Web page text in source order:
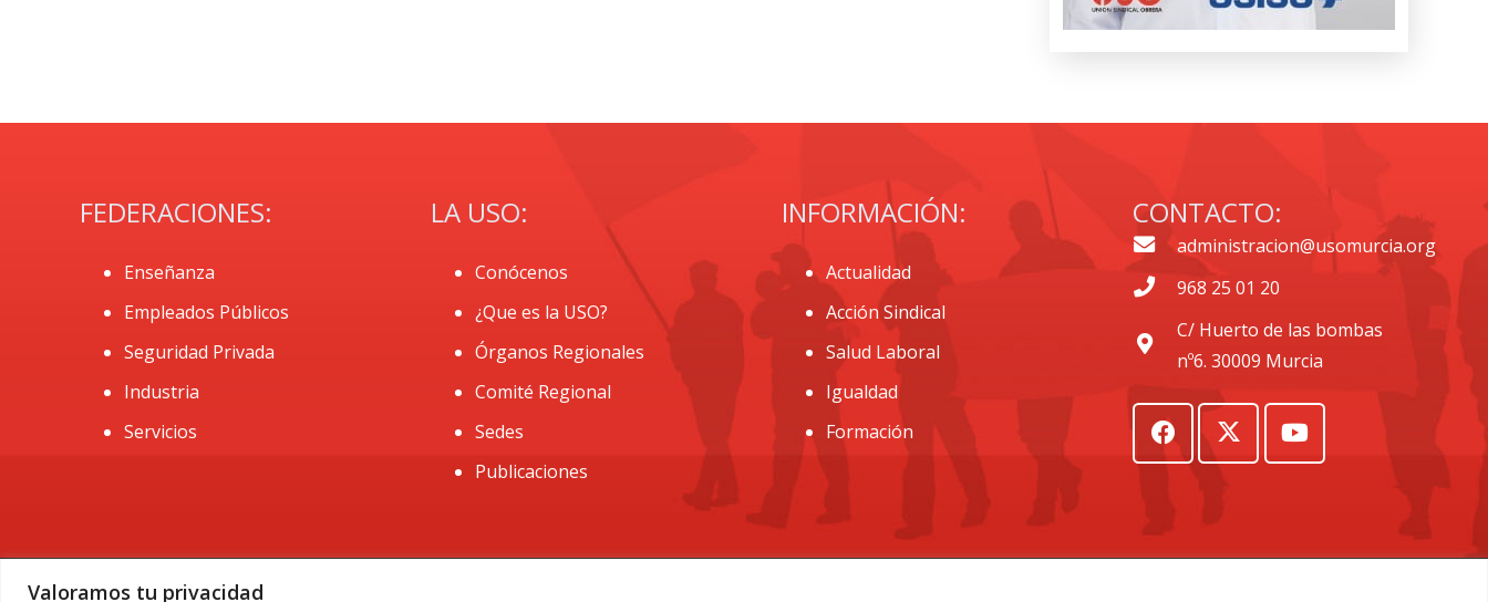
Valoramos tu privacidad
FEDERACIONES:
Enseñanza
Empleados Públicos
Seguridad Privada
Industria
Servicios
LA USO:
Conócenos
¿Que es la USO?
Órganos Regionales
Comité Regional
Sedes
Publicaciones
INFORMACIÓN:
Actualidad
Acción Sindical
Salud Laboral
Igualdad
Formación
CONTACTO:
administracion@usomurcia.org
968 25 01 20
C/ Huerto de las bombas
nº6. 30009 Murcia